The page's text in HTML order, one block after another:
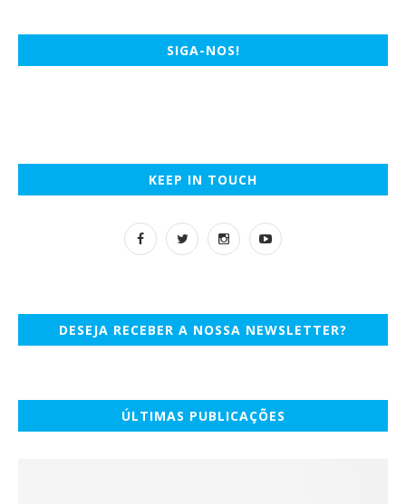
SIGA-NOS!
KEEP IN TOUCH
DESEJA RECEBER A NOSSA NEWSLETTER?
ÚLTIMAS PUBLICAÇÕES